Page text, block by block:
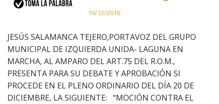
19/12/2016
JESÚS SALAMANCA TEJERO,PORTAVOZ DEL GRUPO
MUNICIPAL DE IZQUIERDA UNIDA- LAGUNA EN
MARCHA, AL AMPARO DEL ART.75 DEL R.O.M.,
PRESENTA PARA SU DEBATE Y APROBACIÓN SI
PROCEDE EN EL PLENO ORDINARIO DEL DÍA 20 DE
DICIEMBRE, LA SIGUIENTE: “MOCIÓN CONTRA EL